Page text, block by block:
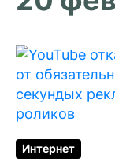
Интернет